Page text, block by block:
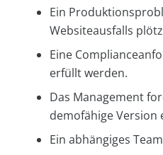
Ein
Websiteausfalls
Eine
erfüllt werden.
Das Management
demofähige Version
Ein abhängiges